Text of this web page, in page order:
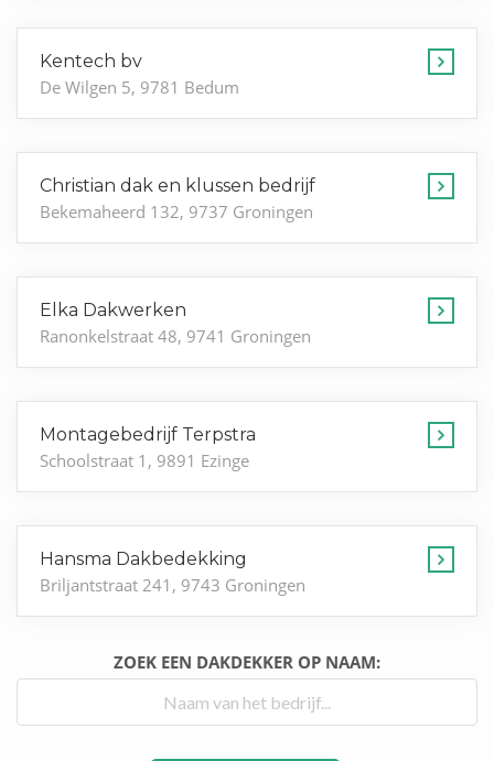
Kentech bv
De Wilgen 5, 9781 Bedum
Christian dak en klussen bedrijf
Bekemaheerd 132, 9737 Groningen
Elka Dakwerken
Ranonkelstraat 48, 9741 Groningen
Montagebedrijf Terpstra
Schoolstraat 1, 9891 Ezinge
Hansma Dakbedekking
Briljantstraat 241, 9743 Groningen
ZOEK EEN DAKDEKKER OP NAAM: